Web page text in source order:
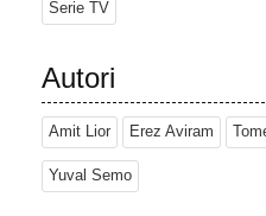
violento, Danny è percepito
popolare al distretto che
affrontare sfide ben più serie.
limitata, scopre lentamente che
è il vero "criminale" e il
Una commedia intelligente che
Serie TV
Autori
Amit Lior Erez Aviram
Yuval Semo